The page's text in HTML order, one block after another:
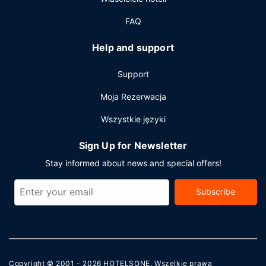
Udogodnienia biznesowe to całodobowe centrum
biznesowe, ekspresowe wymeldowanie oraz usługi pralni
hotel oferuje pomieszczenia konferencyjne oraz 4 sale
konferencyjne o łącznej powierzchni 836 m kw. (9000
FAQ
Help and support
Support
Moja Rezerwacja
Wszystkie języki
Sign Up for Newsletter
Stay informed about news and special offers!
Subscribe
Copyright © 2001 - 2026 HOTELSONE. Wszelkie prawa